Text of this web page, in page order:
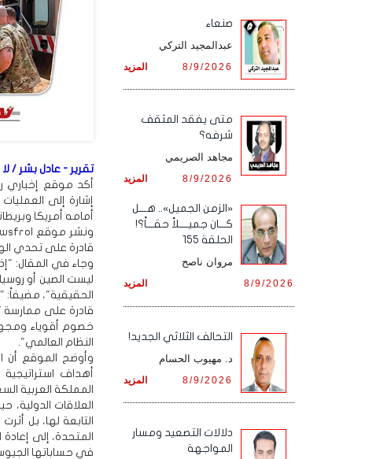
تقرير - عادل بشر / لا
أكد موقع إخباري
إشارة إلى
أمامه أمريكا
قادرة على تحدي
وجاء في المقال:
ليست الصين أو
الحقيقية"، مضيفاً:
قادرة على ممارسة
خصوم أقوياء
النظام العالمي".
وأوضح الموقع أن
أهداف
المملكة العربية
العلاقات
التابعة لها، بل
المتحدة، إلى إعادة
في حساباتها
صنعاء
عبدالمجيد التركي
المزيد 8/9/2026
متى يفقد المثقف
شرفه؟
مجاهد الصريمي
المزيد 8/9/2026
«الزمن الجميل».. هـــل
كـــان جميــــلاً حقـــاً؟!
الحلقة 155
مروان ناصح
المزيد 8/9/2026
التحالف الثلاثي الجديد!
د. مهيوب الحسام
المزيد 8/9/2026
دلالات التصعيد ومسار
المواجهة